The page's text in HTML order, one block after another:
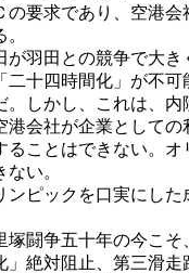
の要求であり、空港
羽田との競争で大き
二十四時間化」が不
。しかし、これは、
港会社が企業として
ることはできない。
ない。
ピックを口実にした
闘争五十年の今こそ
」絶対阻止、第三滑